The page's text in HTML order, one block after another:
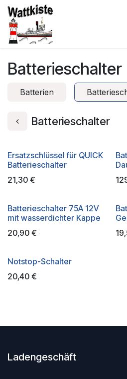
Zum Inhalt springen
Batterieschalter
Batterien
Batterieschalter
Ersatzschlüssel für QUICK
Batterieschalter
21,30 €
Batterieschalter 75A 12V
mit wasserdichter Kappe
20,90 €
Notstop-Schalter
20,40 €
Ladengeschäft